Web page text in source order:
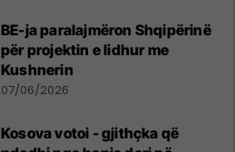
BE-ja paralajmëron Shqipërinë
për projektin e lidhur me
Kushnerin
07/06/2026
Kosova votoi - gjithçka që